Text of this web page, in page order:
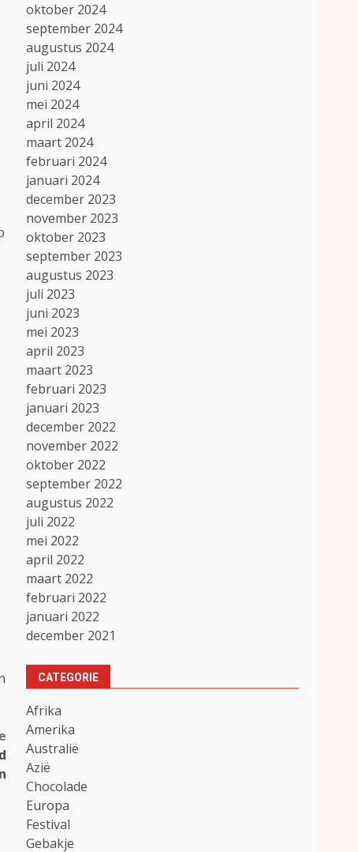
oktober 2024
september 2024
augustus 2024
juli 2024
juni 2024
mei 2024
april 2024
maart 2024
februari 2024
januari 2024
december 2023
november 2023
oktober 2023
september 2023
augustus 2023
juli 2023
juni 2023
mei 2023
april 2023
maart 2023
februari 2023
januari 2023
december 2022
november 2022
oktober 2022
september 2022
augustus 2022
juli 2022
mei 2022
april 2022
maart 2022
februari 2022
januari 2022
december 2021
CATEGORIE
Afrika
Amerika
Australië
Azië
Chocolade
Europa
Festival
Gebakje